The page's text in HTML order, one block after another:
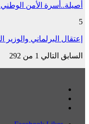
أصيلة..أسرة الأمن الوطني تحتفي
5
إعتقال البرلماني
السابق التالي 1 من 292